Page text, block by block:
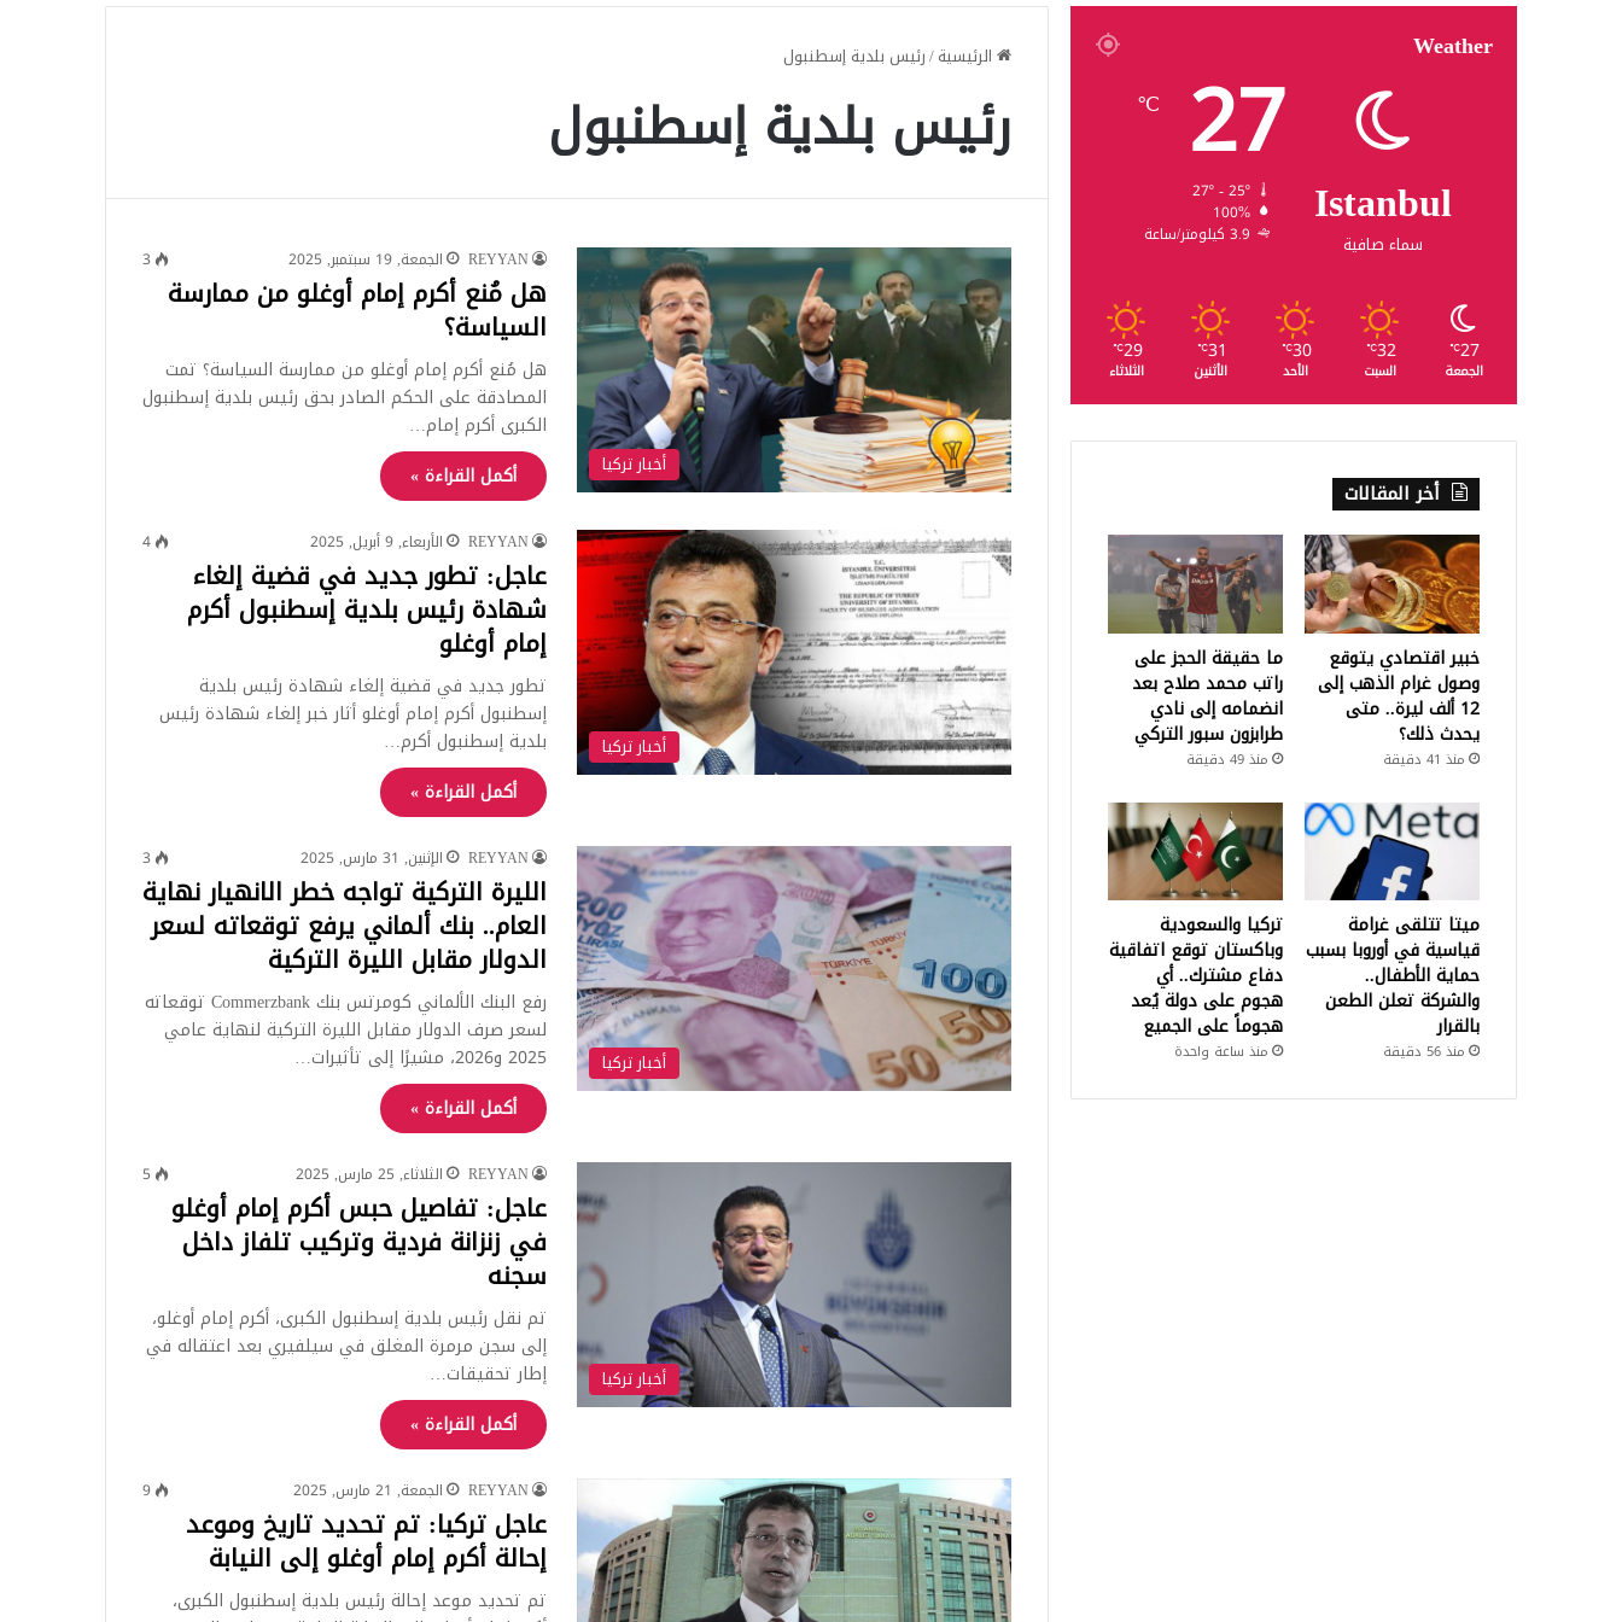
الرئيسية/رئيس بلدية إسطنبول
رئيس بلدية إسطنبول
أخبار تركيا
REYYAN الجمعة, 19 سبتمبر, 2025 3
هل مُنع أكرم إمام أوغلو من ممارسة
السياسة؟
هل مُنع أكرم إمام أوغلو من ممارسة السياسة؟ تمت
المصادقة على الحكم الصادر بحق رئيس بلدية إسطنبول
الكبرى أكرم إمام…
أكمل القراءة »
أخبار تركيا
REYYAN الأربعاء, 9 أبريل, 2025 4
عاجل: تطور جديد في قضية إلغاء
شهادة رئيس بلدية إسطنبول أكرم
إمام أوغلو
تطور جديد في قضية إلغاء شهادة رئيس بلدية
إسطنبول أكرم إمام أوغلو أثار خبر إلغاء شهادة رئيس
بلدية إسطنبول أكرم…
أكمل القراءة »
أخبار تركيا
REYYAN الإثنين, 31 مارس, 2025 3
الليرة التركية تواجه خطر الانهيار نهاية
العام.. بنك ألماني يرفع توقعاته لسعر
الدولار مقابل الليرة التركية
رفع البنك الألماني كومرتس بنك Commerzbank توقعاته
لسعر صرف الدولار مقابل الليرة التركية لنهاية عامي
2025 و2026، مشيرًا إلى تأثيرات…
أكمل القراءة »
أخبار تركيا
REYYAN الثلاثاء, 25 مارس, 2025 5
عاجل: تفاصيل حبس أكرم إمام أوغلو
في زنزانة فردية وتركيب تلفاز داخل
سجنه
تم نقل رئيس بلدية إسطنبول الكبرى، أكرم إمام أوغلو،
إلى سجن مرمرة المغلق في سيلفيري بعد اعتقاله في
إطار تحقيقات…
أكمل القراءة »
REYYAN الجمعة, 21 مارس, 2025 9
عاجل تركيا: تم تحديد تاريخ وموعد
إحالة أكرم إمام أوغلو إلى النيابة
تم تحديد موعد إحالة رئيس بلدية إسطنبول الكبرى،
Weather
Istanbul
سماء صافية
27
℃
27º - 25º
100%
3.9 كيلومتر/ساعة
27
℃
الجمعة
32
℃
السبت
30
℃
الأحد
31
℃
الأثنين
29
℃
الثلاثاء
أخر المقالات
خبير اقتصادي يتوقع
وصول غرام الذهب إلى
12 ألف ليرة.. متى
يحدث ذلك؟
منذ 41 دقيقة
ما حقيقة الحجز على
راتب محمد صلاح بعد
انضمامه إلى نادي
طرابزون سبور التركي
منذ 49 دقيقة
ميتا تتلقى غرامة
قياسية في أوروبا بسبب
حماية الأطفال..
والشركة تعلن الطعن
بالقرار
منذ 56 دقيقة
تركيا والسعودية
وباكستان توقع اتفاقية
دفاع مشترك.. أي
هجوم على دولة يُعد
هجوماً على الجميع
منذ ساعة واحدة